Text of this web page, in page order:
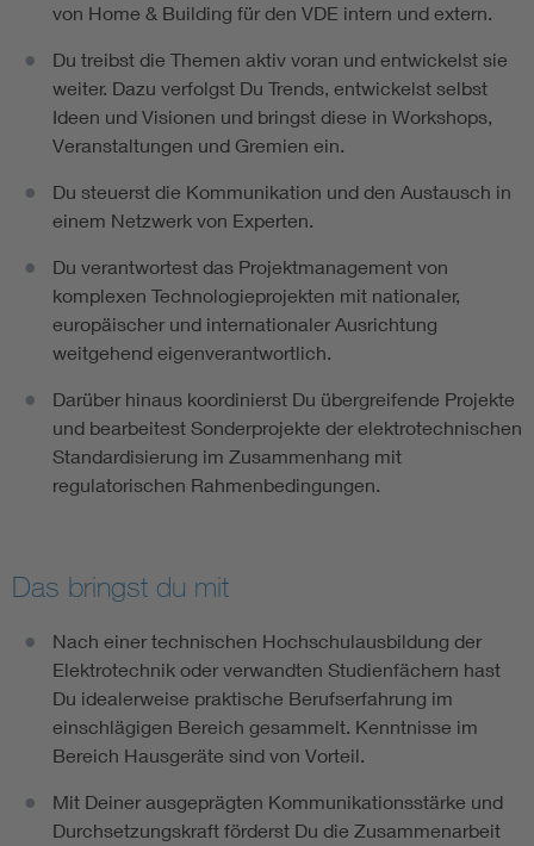
von Home & Building für den VDE intern und extern.
Du treibst die Themen aktiv voran und entwickelst sie
weiter. Dazu verfolgst Du Trends, entwickelst selbst
Ideen und Visionen und bringst diese in Workshops,
Veranstaltungen und Gremien ein.
Du steuerst die Kommunikation und den Austausch in
einem Netzwerk von Experten.
Du verantwortest das Projektmanagement von
komplexen Technologieprojekten mit nationaler,
europäischer und internationaler Ausrichtung
weitgehend eigenverantwortlich.
Darüber hinaus koordinierst Du übergreifende Projekte
und bearbeitest Sonderprojekte der elektrotechnischen
Standardisierung im Zusammenhang mit
regulatorischen Rahmenbedingungen.
Das bringst du mit
Nach einer technischen Hochschulausbildung der
Elektrotechnik oder verwandten Studienfächern hast
Du idealerweise praktische Berufserfahrung im
einschlägigen Bereich gesammelt. Kenntnisse im
Bereich Hausgeräte sind von Vorteil.
Mit Deiner ausgeprägten Kommunikationsstärke und
Durchsetzungskraft förderst Du die Zusammenarbeit